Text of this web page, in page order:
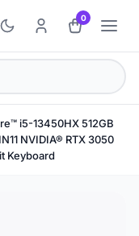
0
i5-13450HX 512GB
NVIDIA® RTX 3050
Keyboard